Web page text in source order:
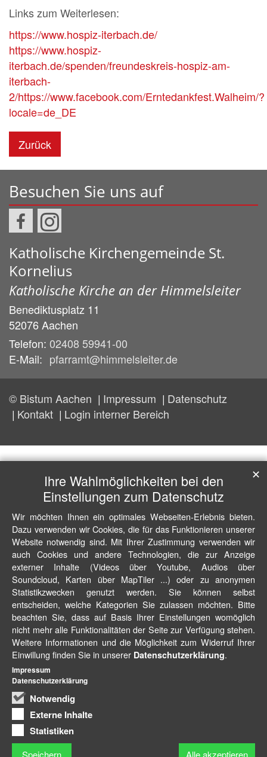
Links zum Weiterlesen:
https://www.hospiz-iterbach.de/
https://www.hospiz-
iterbach.de/spenden/freundeskreis-hospiz-am-
iterbach-
2/https://www.facebook.com/Erntedankfest.Walheim/?
locale=de_DE
Zurück
Besuchen Sie uns auf
Katholische Kirchengemeinde St.
Kornelius
Katholische Kirche an der Himmelsleiter
Benediktusplatz 11
52076Aachen
Telefon: 02408 59941-00
E-Mail: pfarramt@himmelsleiter.de
© Bistum Aachen Impressum
Datenschutz
Kontakt
Login interner Bereich
Ihre Wahlmöglichkeiten bei den
Einstellungen zum Datenschutz
Wir möchten Ihnen ein optimales Webseiten-Erlebnis bieten.
Dazu verwenden wir Cookies, die für das Funktionieren unserer
Website notwendig sind. Mit Ihrer Zustimmung verwenden wir
auch Cookies und andere Technologien, die zur Anzeige
externer Inhalte (Videos über Youtube, Audios über
Soundcloud, Karten über MapTiler ...) oder zu anonymen
Statistikzwecken genutzt werden. Sie können selbst
entscheiden, welche Kategorien Sie zulassen möchten. Bitte
beachten Sie, dass auf Basis Ihrer Einstellungen womöglich
nicht mehr alle Funktionalitäten der Seite zur Verfügung stehen.
Weitere Informationen und die Möglichkeit zum Widerruf Ihrer
Einwillung finden Sie in unserer Datenschutzerklärung.
Notwendig
Externe Inhalte
Statistiken
Speichern Alle akzeptieren
✕
Impressum
Datenschutzerklärung